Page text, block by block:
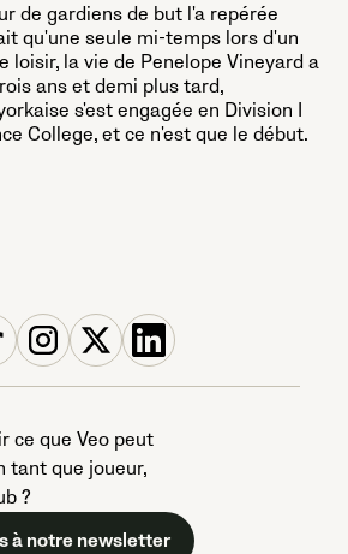
de gardiens de but l'a repérée
qu'une seule mi-temps lors d'un
loisir, la vie de Penelope Vineyard a
ans et demi plus tard,
s'est engagée en Division I
College, et ce n'est que le début.
ce que Veo peut
tant que joueur,
?
à notre newsletter